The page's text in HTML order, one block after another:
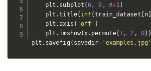
    plt
. subplot (6, 9 , n+1)
    plt
.title(int(train_dataset n]
    plt
.axis ( 'off' )
    plt
. imshow(x. permute( 1, 2 , 0) )
plt . savefig ( savedir+ 'examples.jpg'